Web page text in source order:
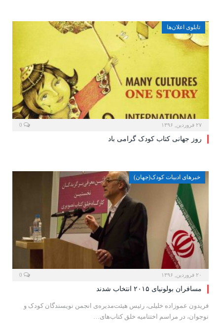
تابلوی اعلان‌ها
۲۷ فروردین, ۱۳۹۶
روز جهانی کتاب کودک گرامی باد
خبرهای ادبیات کودک(جهان)
۲۰ فروردین, ۱۳۹۶
مسافران بولونیای ۲۰۱۵ انتخاب شدند
فریدون عموزاده خلیلی، رئیس هیئت‌مدیره‌ی انجمن نویسندگان کودک و
نوجوان، در مراسم اختتامیه خلق کتاب‌های…